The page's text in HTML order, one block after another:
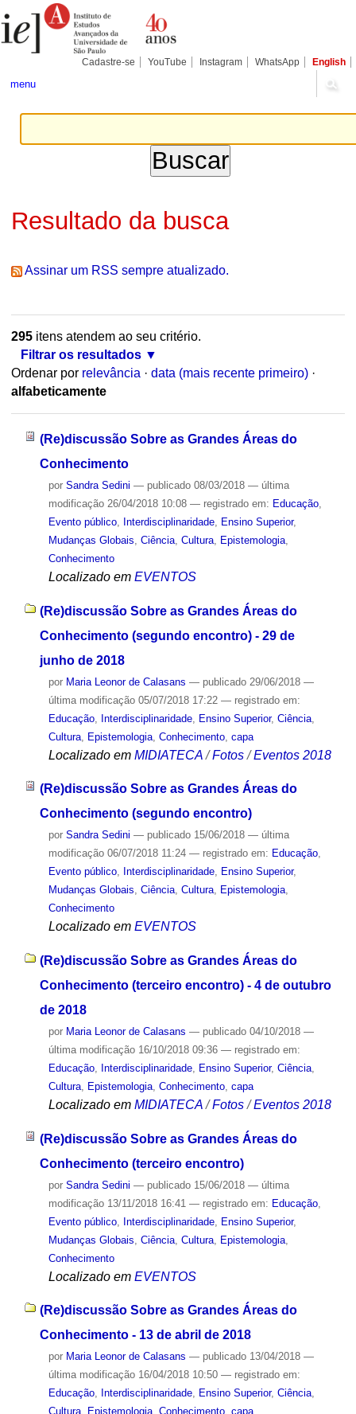
para
conteúdo.
Pessoais
Cadastre-se YouTube Instagram WhatsApp English
menu
Resultado da busca
Assinar um RSS sempre atualizado.
295itens atendem ao seu critério.
Filtrar os resultados
Ordenar por relevância · data (mais recente primeiro) ·
alfabeticamente
(Re)discussão Sobre as Grandes Áreas do
Conhecimento
por Sandra Sedini — publicado08/03/2018 — última
modificação26/04/2018 10:08 — registrado em: Educação,
Evento público, Interdisciplinaridade, Ensino Superior,
Mudanças Globais Ciência, Cultura, Epistemologia,
Conhecimento
Localizado em EVENTOS
(Re)discussão Sobre as Grandes Áreas do
Conhecimento (segundo encontro) - 29 de
junho de 2018
por Maria Leonor de Calasans — publicado29/06/2018 —
última modificação05/07/2018 17:22 — registrado em:
Educação, Interdisciplinaridade, Ensino Superior, Ciência,
Cultura, Epistemologia, Conhecimento, capa
Localizado em MIDIATECA /Fotos /Eventos 2018
(Re)discussão Sobre as Grandes Áreas do
Conhecimento (segundo encontro)
por Sandra Sedini — publicado15/06/2018 — última
modificação06/07/2018 11:24 — registrado em: Educação,
Evento público, Interdisciplinaridade, Ensino Superior,
Mudanças Globais, Ciência, Cultura, Epistemologia,
Conhecimento
Localizado em EVENTOS
(Re)discussão Sobre as Grandes Áreas do
Conhecimento (terceiro encontro) - 4 de outubro
de 2018
por Maria Leonor de Calasans — publicado04/10/2018 —
última modificação16/10/2018 09:36 — registrado em:
Educação, Interdisciplinaridade, Ensino Superior, Ciência,
Cultura, Epistemologia, Conhecimento, capa
Localizado em MIDIATECA /Fotos /Eventos 2018
(Re)discussão Sobre as Grandes Áreas do
Conhecimento (terceiro encontro)
por Sandra Sedini — publicado15/06/2018 — última
modificação13/11/2018 16:41 — registrado em: Educação,
Evento público, Interdisciplinaridade, Ensino Superior,
Mudanças Globais Ciência, Cultura, Epistemologia,
Conhecimento
Localizado em EVENTOS
(Re)discussão Sobre as Grandes Áreas do
Conhecimento - 13 de abril de 2018
por Maria Leonor de Calasans — publicado13/04/2018 —
última modificação16/04/2018 10:50 — registrado em:
Educação, Interdisciplinaridade, Ensino Superior, Ciência,
Cultura, Epistemologia, Conhecimento, capa